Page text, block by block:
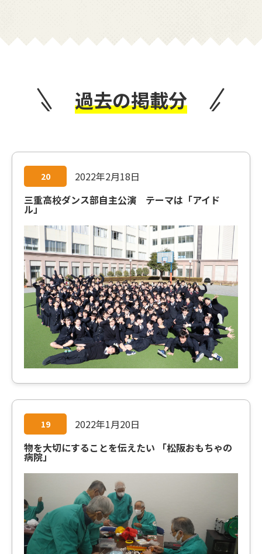
過去の掲載分
20
2022年2月18日
三重高校ダンス部自主公演 テーマは「アイド
ル」
19
2022年1月20日
物を大切にすることを伝えたい 「松阪おもちゃの
病院」